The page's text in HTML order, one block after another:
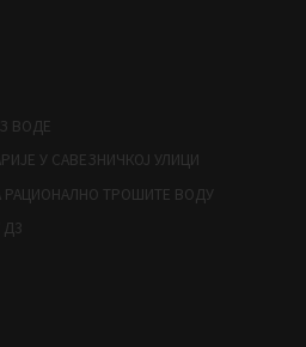
ВОДЕ
У САВЕЗНИЧКОЈ УЛИЦИ
РАЦИОНАЛНО ТРОШИТЕ ВОДУ
Д3